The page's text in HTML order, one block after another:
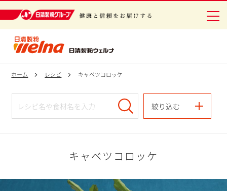
ホーム レシピ キャベツコロッケ
絞り込む
キャベツコロッケ